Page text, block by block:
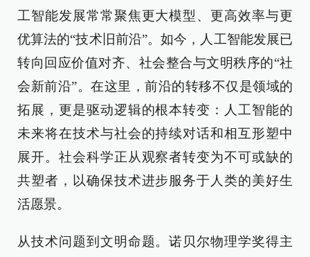
工智能发展常常聚焦更大模型、更高效率与更
优算法的“技术旧前沿”。如今，人工智能发展已
转向回应价值对齐、社会整合与文明秩序的“社
会新前沿”。在这里，前沿的转移不仅是领域的
拓展，更是驱动逻辑的根本转变：人工智能的
未来将在技术与社会的持续对话和相互形塑中
展开。社会科学正从观察者转变为不可或缺的
共塑者，以确保技术进步服务于人类的美好生
活愿景。
从技术问题到文明命题。诺贝尔物理学奖得主